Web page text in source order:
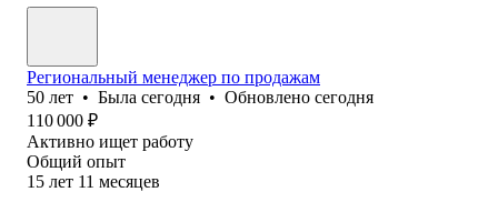
Региональный менеджер по продажам
50 лет • Была сегодня • Обновлено сегодня
110 000 ₽
Активно ищет работу
Общий опыт
15 лет 11 месяцев